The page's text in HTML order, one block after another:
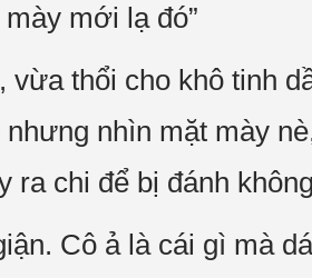
mới lạ đó”
vừa thổi cho khô tinh
nhưng nhìn mặt mày
ra chi để bị đánh
Cô ả là cái gì mà